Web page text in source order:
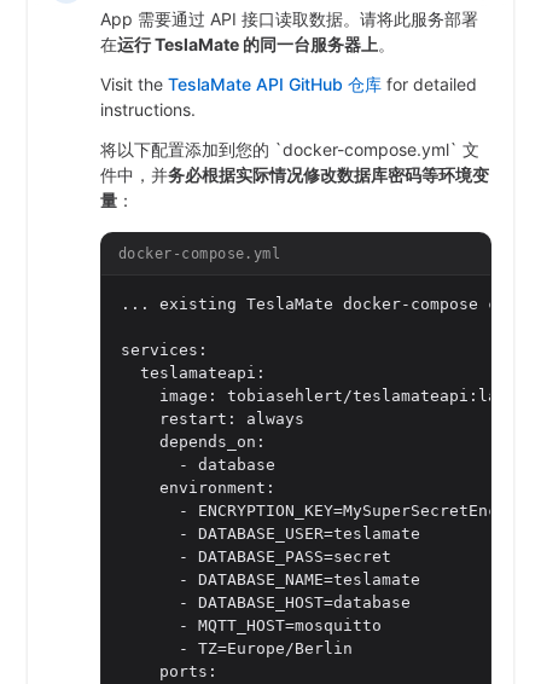
App 需要通过 API 接口读取数据。请将此服务部署
在运行 TeslaMate 的同一台服务器上。
Visit the TeslaMate API GitHub 仓库 for detailed
instructions.
将以下配置添加到您的 `docker-compose.yml` 文
件中，并务必根据实际情况修改数据库密码等环境变
量 ：
docker-compose.yml
... existing TeslaMate docker-compose
services:
  teslamateapi:
    image: tobiasehlert/teslamateapi:latest
    restart: always
    depends_on:
      - database
    environment:
-
      - DATABASE_USER=teslamate
      - DATABASE_PASS=secret
      - DATABASE_NAME=teslamate
      - DATABASE_HOST=database
      - MQTT_HOST=mosquitto
      - TZ=Europe/Berlin
    ports: